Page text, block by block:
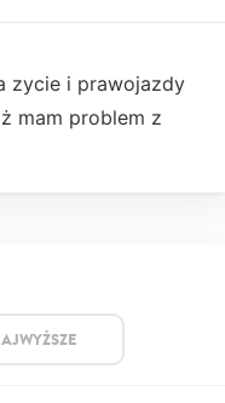
zycie i prawojazdy
mam problem z